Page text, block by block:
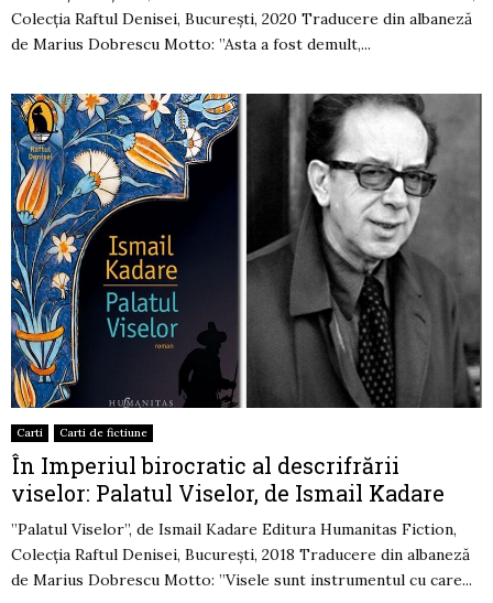
Colecția Raftul Denisei, București, 2020 Traducere din albaneză
de Marius Dobrescu Motto: ”Asta a fost demult,...
Carti Carti de fictiune
În Imperiul birocratic al descrifrării
viselor: Palatul Viselor, de Ismail Kadare
”Palatul Viselor”, de Ismail Kadare Editura Humanitas Fiction,
Colecția Raftul Denisei, București, 2018 Traducere din albaneză
de Marius Dobrescu Motto: ”Visele sunt instrumentul cu care...